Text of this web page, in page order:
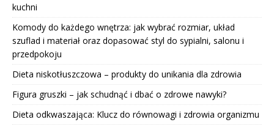
kuchni
Komody do każdego wnętrza: jak wybrać rozmiar, układ
szuflad i materiał oraz dopasować styl do sypialni, salonu i
przedpokoju
Dieta niskotłuszczowa – produkty do unikania dla zdrowia
Figura gruszki – jak schudnąć i dbać o zdrowe nawyki?
Dieta odkwaszająca: Klucz do równowagi i zdrowia organizmu